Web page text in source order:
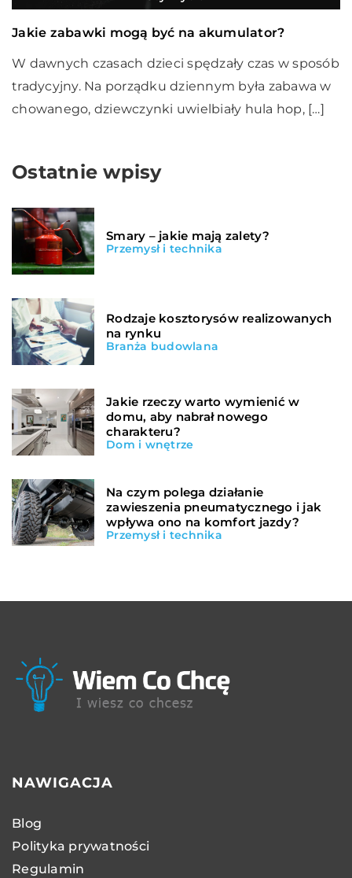
Jakie zabawki mogą być na akumulator?
W dawnych czasach dzieci spędzały czas w sposób
tradycyjny. Na porządku dziennym była zabawa w
chowanego, dziewczynki uwielbiały hula hop, […]
Ostatnie wpisy
Smary – jakie mają zalety?
Przemysł i technika
Rodzaje kosztorysów realizowanych
na rynku
Branża budowlana
Jakie rzeczy warto wymienić w
domu, aby nabrał nowego
charakteru?
Dom i wnętrze
Na czym polega działanie
zawieszenia pneumatycznego i jak
wpływa ono na komfort jazdy?
Przemysł i technika
NAWIGACJA
Blog
Polityka prywatności
Regulamin